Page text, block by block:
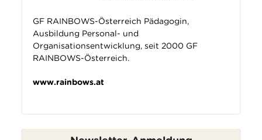
GF RAINBOWS-Österreich Pädagogin,
Ausbildung Personal- und
Organisationsentwicklung, seit 2000 GF
RAINBOWS-Österreich.
www.rainbows.at